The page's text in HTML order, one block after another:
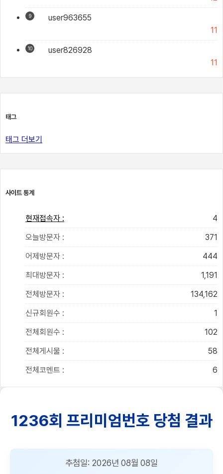
9
user963655
11
10
user826928
11
태그
태그 더보기
사이트 통계
현재접속자 :
4
오늘방문자 :
371
어제방문자 :
444
최대방문자 :
1,191
전체방문자 :
134,162
신규회원수 :
1
전체회원수 :
102
전체게시물 :
58
전체코멘트 :
6
1236회 프리미엄번호 당첨 결과
추첨일: 2026년 08월 08일